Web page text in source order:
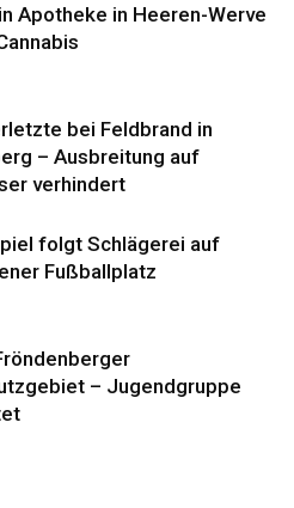
Apotheke in Heeren-Werve
bei Feldbrand in
– Ausbreitung auf
verhindert
folgt Schlägerei auf
Fußballplatz
– Jugendgruppe